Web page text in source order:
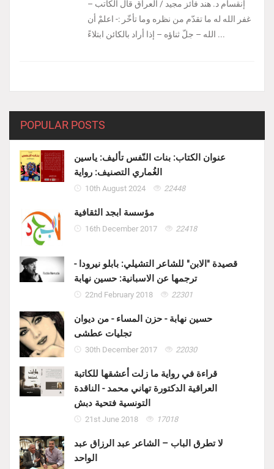
إنقسام د. هند فائز مجيد / العراق ‏قال الكاتب –
غفر الله له ما تقدّم من نظره وما تأخّر :- ‏اعلمْ أن
الله – جلّ ثناؤه – إذا أراد بالكائن ابتلاءً ...
POPULAR POSTS
عنوان الكتاب: بنات النّفس تأليف: ياسين
الغُماري التصنيف: رواية
10th August 2024 22448
مؤسسة ابجد الثقافية
16th December 2017 22418
قصيدة "الابن" للشاعر التشيلي: بابلو نيرودا -
ترجمها عن الاسبانية: حسين نهابة
22nd February 2018 22301
حسين نهابة - حزن المساء - من ديوان
تجليات عطشى
30th December 2017 22030
قراءة في رواية ما زلت أعشقها للكاتبة
العراقية الدكتورة تهاني محمد - الناقدة
التونسية فتحية دبش
21st June 2018 17018
لا تطرق الباب – الشاعر عبد الرزاق عبد
الواحد